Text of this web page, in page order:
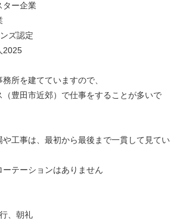
ター企業
ズ認定
2025
所を建てていますので、
豊田市近郊）で仕事をすることが多いで
や工事は、最初から最後まで一貫して見てい
テーションはありません
、朝礼